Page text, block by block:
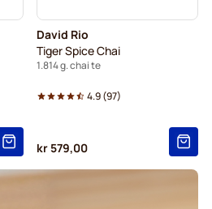
David Rio
Tiger Spice Chai
1.814 g. chai te
4.9(97)
kr 579,00